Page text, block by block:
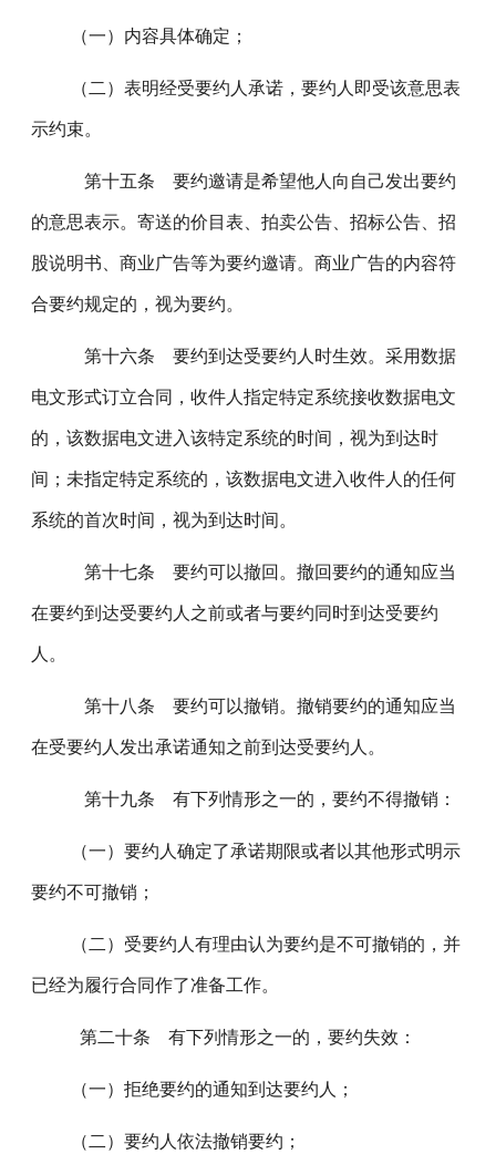
（一）内容具体确定；
（二）表明经受要约人承诺，要约人即受该意思表
示约束。
第十五条 要约邀请是希望他人向自己发出要约
的意思表示。寄送的价目表、拍卖公告、招标公告、招
股说明书、商业广告等为要约邀请。商业广告的内容符
合要约规定的，视为要约。
第十六条 要约到达受要约人时生效。采用数据
电文形式订立合同，收件人指定特定系统接收数据电文
的，该数据电文进入该特定系统的时间，视为到达时
间；未指定特定系统的，该数据电文进入收件人的任何
系统的首次时间，视为到达时间。
第十七条 要约可以撤回。撤回要约的通知应当
在要约到达受要约人之前或者与要约同时到达受要约
人。
第十八条 要约可以撤销。撤销要约的通知应当
在受要约人发出承诺通知之前到达受要约人。
第十九条 有下列情形之一的，要约不得撤销：
（一）要约人确定了承诺期限或者以其他形式明示
要约不可撤销；
（二）受要约人有理由认为要约是不可撤销的，并
已经为履行合同作了准备工作。
第二十条 有下列情形之一的，要约失效：
（一）拒绝要约的通知到达要约人；
（二）要约人依法撤销要约；